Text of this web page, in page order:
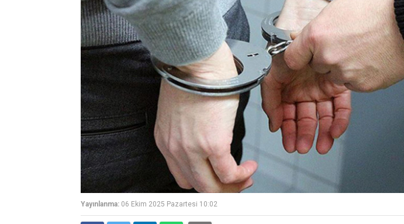
Yayınlanma: 06 Ekim 2025 Pazartesi 10:02